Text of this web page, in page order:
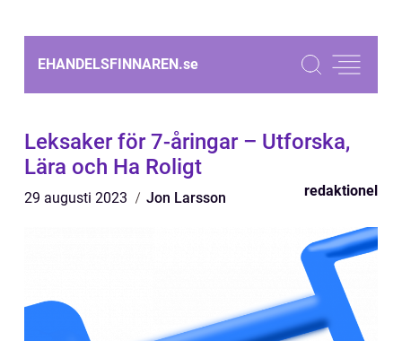
EHANDELSFINNAREN.se
Leksaker för 7-åringar – Utforska,
Lära och Ha Roligt
29 augusti 2023 Jon Larsson redaktionel